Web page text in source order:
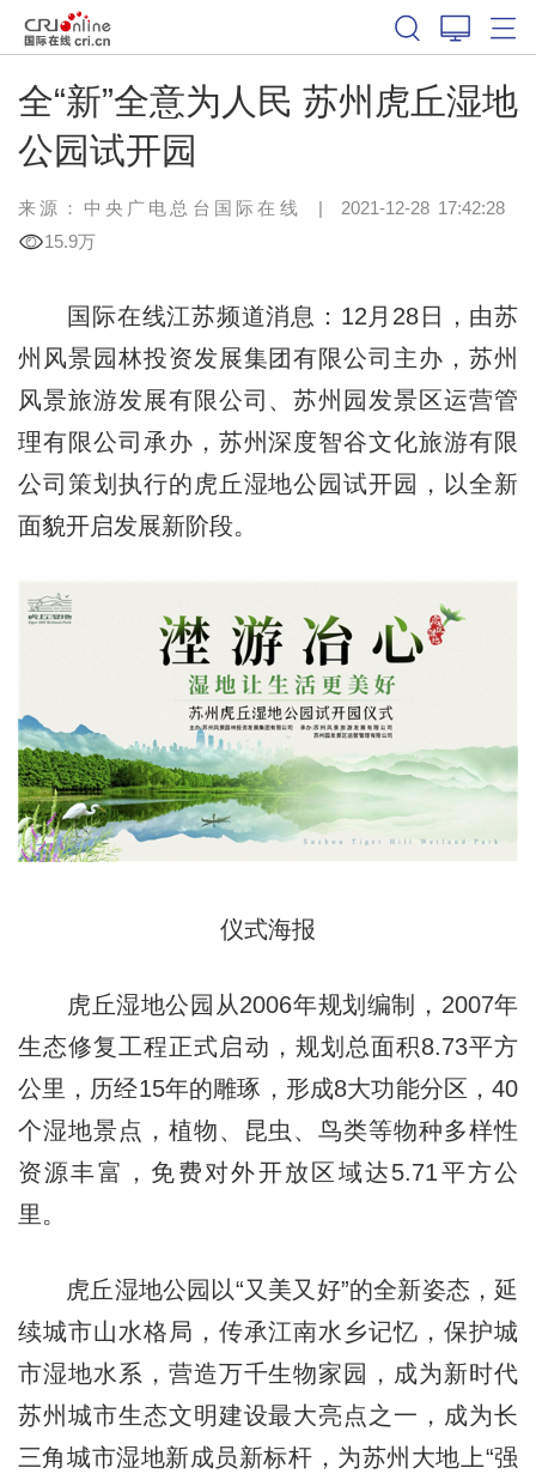
全“新”全意为人民 苏州虎丘湿地
公园试开园
来源：中央广电总台国际在线 | 2021-12-28 17:42:28
15.9万
国际在线江苏频道消息：12月28日，由苏
州风景园林投资发展集团有限公司主办，苏州
风景旅游发展有限公司、苏州园发景区运营管
理有限公司承办，苏州深度智谷文化旅游有限
公司策划执行的虎丘湿地公园试开园，以全新
面貌开启发展新阶段。
仪式海报
虎丘湿地公园从2006年规划编制，2007年
生态修复工程正式启动，规划总面积8.73平方
公里，历经15年的雕琢，形成8大功能分区，40
个湿地景点，植物、昆虫、鸟类等物种多样性
资源丰富，免费对外开放区域达5.71平方公
里。
虎丘湿地公园以“又美又好”的全新姿态，延
续城市山水格局，传承江南水乡记忆，保护城
市湿地水系，营造万千生物家园，成为新时代
苏州城市生态文明建设最大亮点之一，成为长
三角城市湿地新成员新标杆，为苏州大地上“强